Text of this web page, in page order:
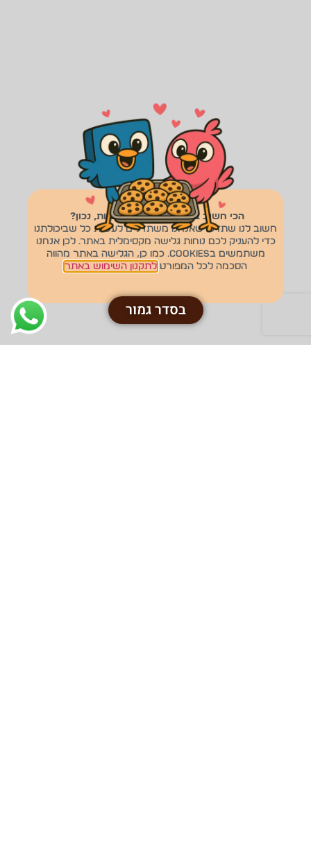
הכי חשוב בזוגיות זה לתאם ציפיות, נכון?
חשוב לנו שתדעו שאנחנו משתדלים לעשות כל שביכולתנו
כדי להעניק לכם נוחות גלישה מקסימלית באתר. לכן אנחנו
משתמשים בcookies. כמו כן, הגלישה באתר מהווה
הסכמה לכל המפורטלתקנון השימוש באתר
בסדר גמור